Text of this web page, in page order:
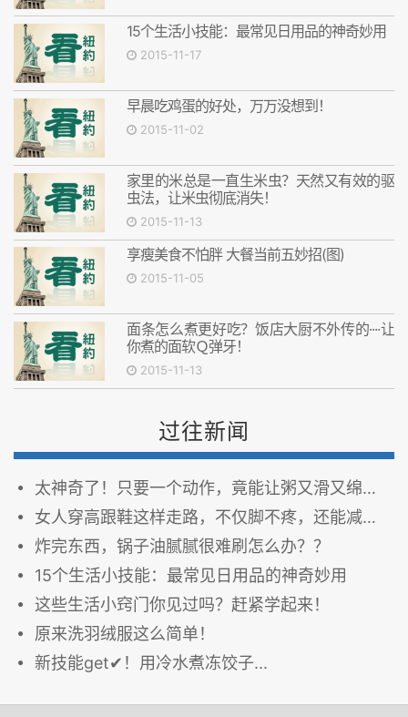
15个生活小技能：最常见日用品的神奇妙用
2015-11-17
早晨吃鸡蛋的好处，万万没想到！
2015-11-02
家里的米总是一直生米虫？天然又有效的驱
虫法，让米虫彻底消失！
2015-11-13
享瘦美食不怕胖 大餐当前五妙招(图)
2015-11-05
面条怎么煮更好吃？饭店大厨不外传的····让
你煮的面软Ｑ弹牙！
2015-11-13
过往新闻
太神奇了！只要一个动作，竟能让粥又滑又绵绸，好吃10倍！我现在才知道~
女人穿高跟鞋这样走路，不仅脚不疼，还能减肥！
炸完东西，锅子油腻腻很难刷怎么办？？
15个生活小技能：最常见日用品的神奇妙用
这些生活小窍门你见过吗？赶紧学起来！
原来洗羽绒服这么简单！
新技能get✔！用冷水煮冻饺子...